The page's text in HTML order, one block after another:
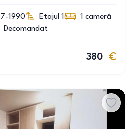
1990 Etajul 1 1 cameră
Decomandat
380